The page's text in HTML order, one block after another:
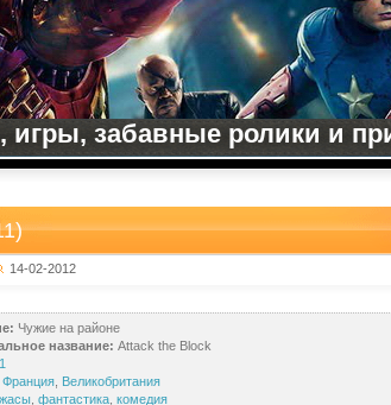
забавные ролики и
14-02-2012
Чужие на районе
название: Attack the Block
Франция, Великобритания
, фантастика, комедия